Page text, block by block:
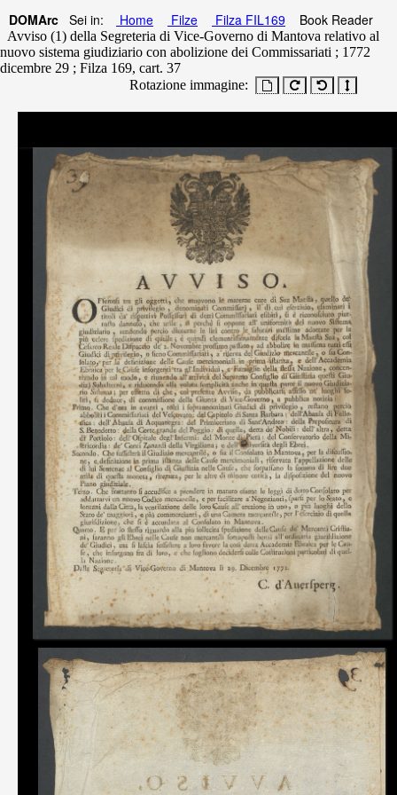
DOMArc Sei in: Home Filze Filza FIL169 Book Reader
Avviso (1) della Segreteria di Vice-Governo di Mantova relativo al
nuovo sistema giudiziario con abolizione dei Commissariati ; 1772
dicembre 29 ; Filza 169, cart. 37
Rotazione immagine: